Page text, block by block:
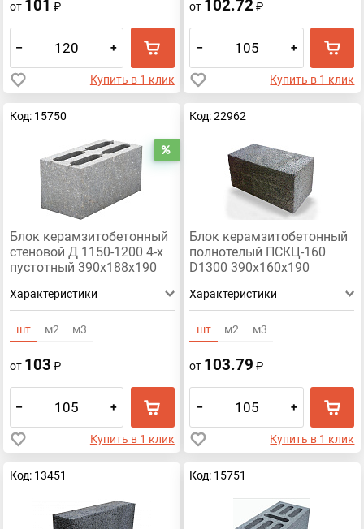
от 101 ₽
– +
Купить в 1 клик
от 102.72₽
– +
Купить в 1 клик
Код: 15750
Блок керамзитобетонный
стеновой Д 1150-1200 4-х
пустотный 390х188х190
Характеристики
шт м2 м3
от 103 ₽
– +
Купить в 1 клик
Код: 22962
Блок керамзитобетонный
полнотелый ПСКЦ-160
D1300 390х160х190
Характеристики
шт м2 м3
от 103.79 ₽
– +
Купить в 1 клик
Код: 13451 Код: 15751